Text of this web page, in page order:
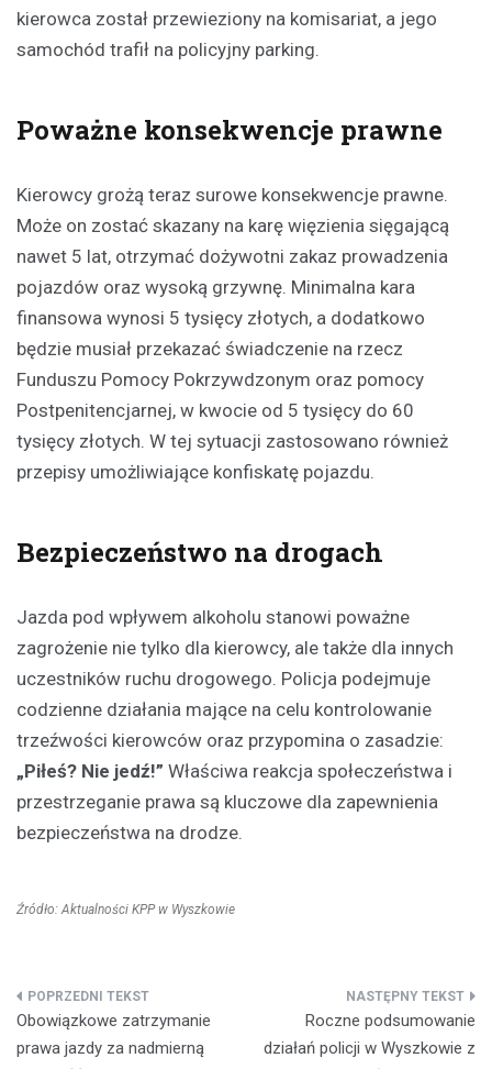
kierowca został przewieziony na komisariat, a jego
samochód trafił na policyjny parking.
Poważne konsekwencje prawne
Kierowcy grożą teraz surowe konsekwencje prawne.
Może on zostać skazany na karę więzienia sięgającą
nawet 5 lat, otrzymać dożywotni zakaz prowadzenia
pojazdów oraz wysoką grzywnę. Minimalna kara
finansowa wynosi 5 tysięcy złotych, a dodatkowo
będzie musiał przekazać świadczenie na rzecz
Funduszu Pomocy Pokrzywdzonym oraz pomocy
Postpenitencjarnej, w kwocie od 5 tysięcy do 60
tysięcy złotych. W tej sytuacji zastosowano również
przepisy umożliwiające konfiskatę pojazdu.
Bezpieczeństwo na drogach
Jazda pod wpływem alkoholu stanowi poważne
zagrożenie nie tylko dla kierowcy, ale także dla innych
uczestników ruchu drogowego. Policja podejmuje
codzienne działania mające na celu kontrolowanie
trzeźwości kierowców oraz przypomina o zasadzie:
„Piłeś? Nie jedź!” Właściwa reakcja społeczeństwa i
przestrzeganie prawa są kluczowe dla zapewnienia
bezpieczeństwa na drodze.
Źródło: Aktualności KPP w Wyszkowie
Nawigacja
wpisu
Obowiązkowe zatrzymanie
prawa jazdy za nadmierną
Roczne podsumowanie
działań policji w Wyszkowie z